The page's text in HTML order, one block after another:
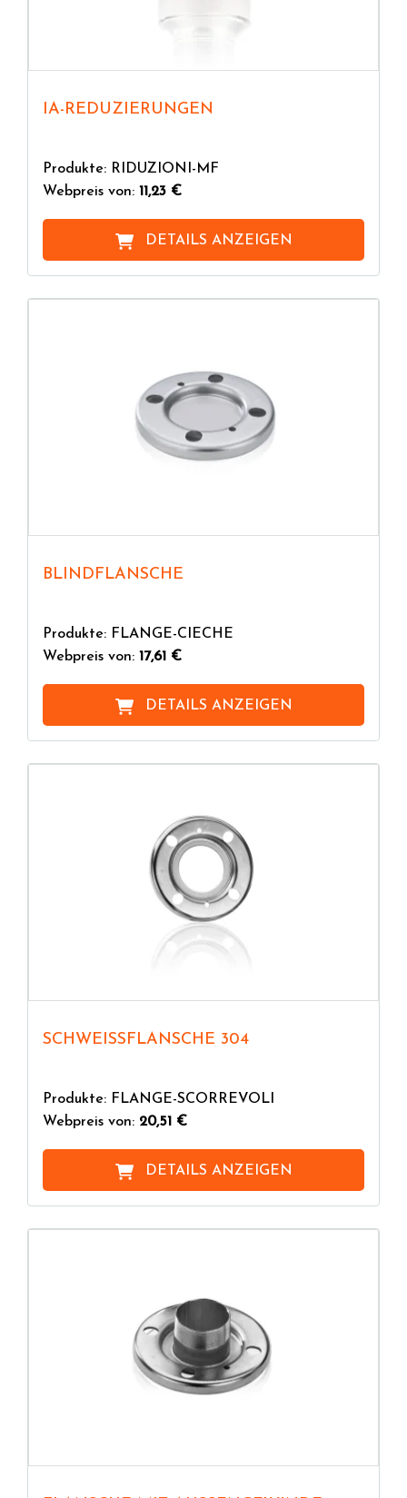
IA-REDUZIERUNGEN
Produkte: RIDUZIONI-MF
Webpreis von: 11,23 €
DETAILS ANZEIGEN
BLINDFLANSCHE
Produkte: FLANGE-CIECHE
Webpreis von: 17,61 €
DETAILS ANZEIGEN
SCHWEISSFLANSCHE 304
Produkte: FLANGE-SCORREVOLI
Webpreis von: 20,51 €
DETAILS ANZEIGEN